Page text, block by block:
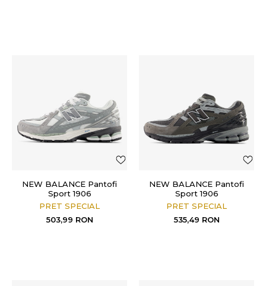
NEW BALANCE Pantofi
Sport 1906
PRET SPECIAL
503,99 RON
NEW BALANCE Pantofi
Sport 1906
PRET SPECIAL
535,49 RON